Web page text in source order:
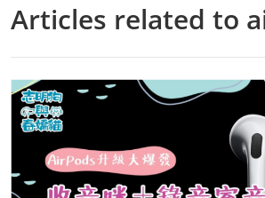
Articles related to